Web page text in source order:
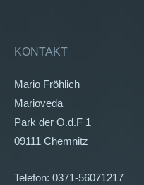
KONTAKT
Mario Fröhlich
Marioveda
Park der O.d.F 1
09111 Chemnitz
Telefon: 0371-56071217